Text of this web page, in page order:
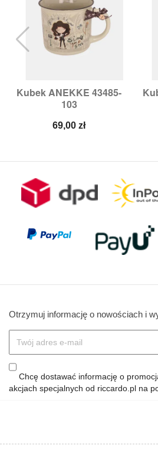
Kubek ANEKKE 43485-
103
Cena
69,00 zł
Otrzymuj informację o nowościach i
Chcę dostawać informację o
akcjach specjalnych od riccardo.pl na